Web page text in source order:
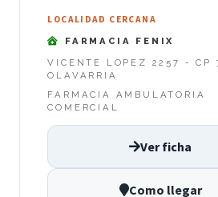
LOCALIDAD CERCANA
FARMACIA FENIX
VICENTE LOPEZ 2257 - CP
OLAVARRIA
FARMACIA AMBULATORIA
COMERCIAL
Ver ficha
Como llegar